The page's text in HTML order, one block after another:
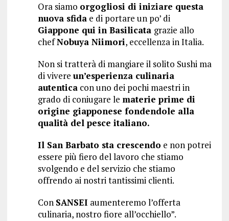
Ora siamo orgogliosi di iniziare questa
nuova sfidae di portare un po’ di
Giappone qui in Basilicata grazie allo
chefNobuya Niimori, eccellenza in Italia.
Non si tratterà di mangiare il solito Sushi ma
di vivere un’esperienza culinaria
autenticacon uno dei pochi maestri in
grado di coniugare le materie prime di
origine giapponese fondendole alla
qualità del pesce italiano.
Il San Barbato sta crescendo e non potrei
essere più fiero del lavoro che stiamo
svolgendo e del servizio che stiamo
offrendo ai nostri tantissimi clienti.
Con SANSEI aumenteremo l’offerta
culinaria, nostro fiore all’occhiello”.